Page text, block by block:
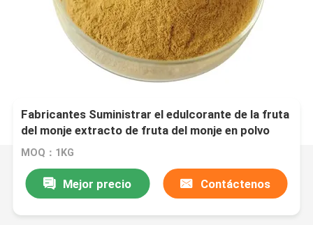
Fabricantes Suministrar el edulcorante de la fruta
del monje extracto de fruta del monje en polvo
MOQ：1KG
Mejor precio Contáctenos